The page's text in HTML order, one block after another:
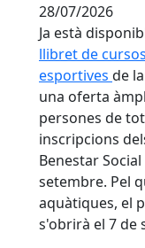
28/07/2026
Ja està
llibret de
esportives de
una oferta
persones de
inscripcions
Benestar
setembre. Pel
aquàtiques, el
s'obrirà el 7 de